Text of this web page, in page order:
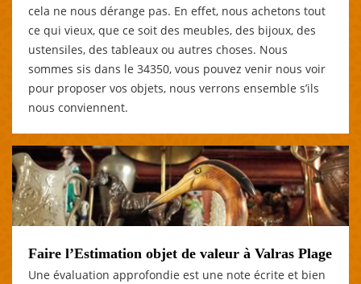
cela ne nous dérange pas. En effet, nous achetons tout
ce qui vieux, que ce soit des meubles, des bijoux, des
ustensiles, des tableaux ou autres choses. Nous
sommes sis dans le 34350, vous pouvez venir nous voir
pour proposer vos objets, nous verrons ensemble s’ils
nous conviennent.
Faire l’Estimation objet de valeur à Valras Plage
Une évaluation approfondie est une note écrite et bien